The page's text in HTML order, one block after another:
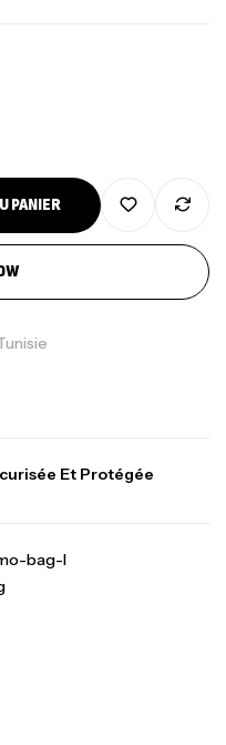
PANIER
Et Protégée
bag-l